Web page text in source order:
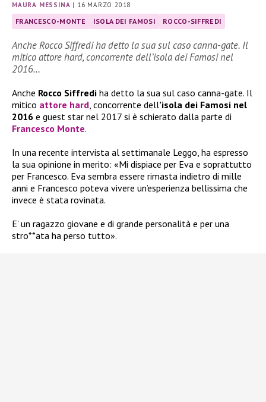
MAURA MESSINA | 16 MARZO 2018
FRANCESCO-MONTE ISOLA DEI FAMOSI ROCCO-SIFFREDI
Anche Rocco Siffredi ha detto la sua sul caso canna-gate. Il
mitico attore hard, concorrente dell’isola dei Famosi nel
2016…
Anche Rocco Siffredi ha detto la sua sul caso canna-gate. Il
mitico attore hard , concorrente dell’isola dei Famosi nel
2016 e guest star nel 2017 si è schierato dalla parte di
Francesco Monte.
In una recente intervista al settimanale Leggo, ha espresso
la sua opinione in merito: «Mi dispiace per Eva e soprattutto
per Francesco. Eva sembra essere rimasta indietro di mille
anni e Francesco poteva vivere un’esperienza bellissima che
invece è stata rovinata.
E’ un ragazzo giovane e di grande personalità e per una
stro**ata ha perso tutto».